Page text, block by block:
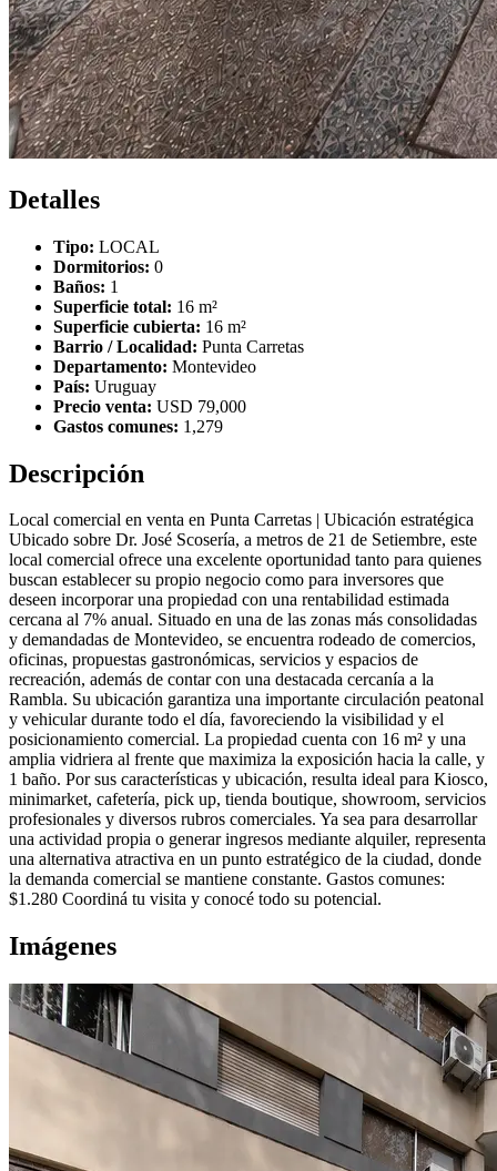
Detalles
Tipo: LOCAL
Dormitorios: 0
Baños: 1
Superficie total: 16 m²
Superficie cubierta: 16 m²
Barrio / Localidad: Punta Carretas
Departamento: Montevideo
País: Uruguay
Precio venta: USD 79,000
Gastos comunes: 1,279
Descripción
Local comercial en venta en Punta Carretas | Ubicación estratégica
Ubicado sobre Dr. José Scosería, a metros de 21 de Setiembre, este
local comercial ofrece una excelente oportunidad tanto para quienes
buscan establecer su propio negocio como para inversores que
deseen incorporar una propiedad con una rentabilidad estimada
cercana al 7% anual. Situado en una de las zonas más consolidadas
y demandadas de Montevideo, se encuentra rodeado de comercios,
oficinas, propuestas gastronómicas, servicios y espacios de
recreación, además de contar con una destacada cercanía a la
Rambla. Su ubicación garantiza una importante circulación peatonal
y vehicular durante todo el día, favoreciendo la visibilidad y el
posicionamiento comercial. La propiedad cuenta con 16 m² y una
amplia vidriera al frente que maximiza la exposición hacia la calle, y
1 baño. Por sus características y ubicación, resulta ideal para Kiosco,
minimarket, cafetería, pick up, tienda boutique, showroom, servicios
profesionales y diversos rubros comerciales. Ya sea para desarrollar
una actividad propia o generar ingresos mediante alquiler, representa
una alternativa atractiva en un punto estratégico de la ciudad, donde
la demanda comercial se mantiene constante. Gastos comunes:
$1.280 Coordiná tu visita y conocé todo su potencial.
Imágenes